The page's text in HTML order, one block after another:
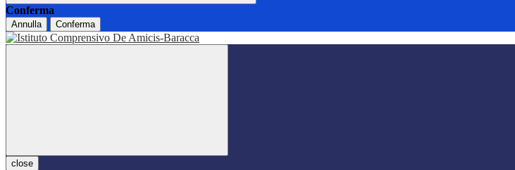
Conferma
Annulla Conferma
close